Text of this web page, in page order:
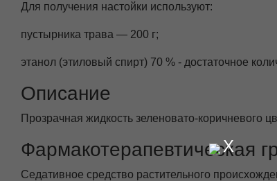
Для получения настойки используют:
пустырника трава — 200 г;
этанол (этиловый спирт) 70 % - достаточное
Описание
Прозрачная жидкость зеленовато-коричневого
Фармакотерапевтическая
Седативное средство растительного
X